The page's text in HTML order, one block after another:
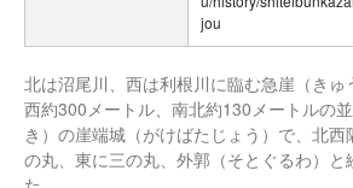
jou
北は沼尾川、西は利根川に臨む急崖（きゅ
西約300メートル、南北約130メートルの
き）の崖端城（がけばたじょう）で、北
の丸、東に三の丸、外郭（そとぐるわ）と